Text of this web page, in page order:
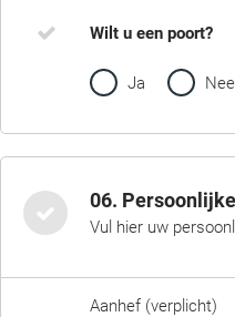
Wilt u een poort?
Ja
06.
Vul hier uw
Aanhef (verplicht)